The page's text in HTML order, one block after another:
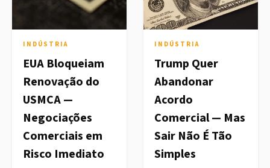
INDÚSTRIA
EUA Bloqueiam
Renovação do
USMCA —
Negociações
Comerciais em
Risco Imediato
INDÚSTRIA
Trump Quer
Abandonar
Acordo
Comercial — Mas
Sair Não É Tão
Simples